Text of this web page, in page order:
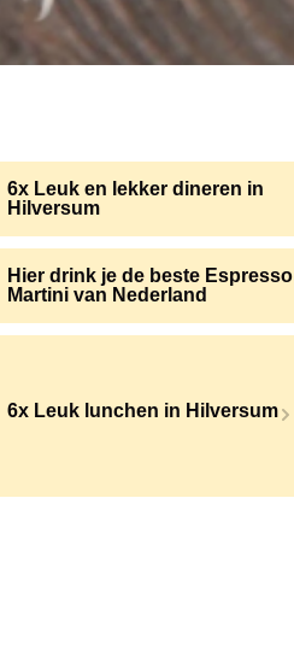
6x Leuk en lekker dineren in
Hilversum
Hier drink je de beste Espresso
Martini van Nederland
6x Leuk lunchen in Hilversum